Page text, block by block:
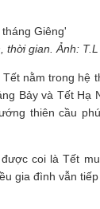
gian. Ảnh: T.L
nằm trong hệ
Bảy và Tết Hạ
thiên cầu
coi là Tết
gia đình vẫn